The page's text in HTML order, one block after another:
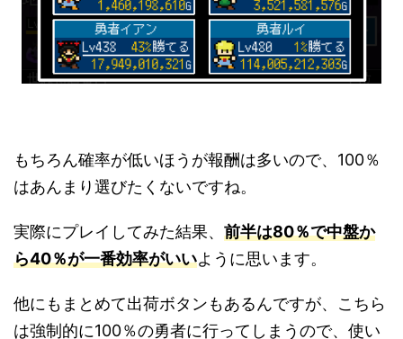
もちろん確率が低いほうが報酬は多いので、100％
はあんまり選びたくないですね。
実際にプレイしてみた結果、 前半は80％で中盤か
ら40％が一番効率がいいように思います。
他にもまとめて出荷ボタンもあるんですが、こちら
は強制的に100％の勇者に行ってしまうので、使い